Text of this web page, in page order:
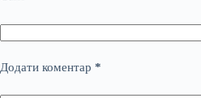
Додати коментар *